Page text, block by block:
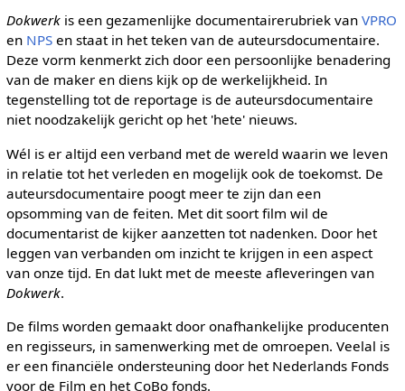
Dokwerkis een gezamenlijke documentairerubriek van VPRO
en NPSen staat in het teken van de auteursdocumentaire.
Deze vorm kenmerkt zich door een persoonlijke benadering
van de maker en diens kijk op de werkelijkheid. In
tegenstelling tot de reportage is de auteursdocumentaire
niet noodzakelijk gericht op het 'hete' nieuws.
Wél is er altijd een verband met de wereld waarin we leven
in relatie tot het verleden en mogelijk ook de toekomst. De
auteursdocumentaire poogt meer te zijn dan een
opsomming van de feiten. Met dit soort film wil de
documentarist de kijker aanzetten tot nadenken. Door het
leggen van verbanden om inzicht te krijgen in een aspect
van onze tijd. En dat lukt met de meeste afleveringen van
Dokwerk.
De films worden gemaakt door onafhankelijke producenten
en regisseurs, in samenwerking met de omroepen. Veelal is
er een financiële ondersteuning door het Nederlands Fonds
voor de Film en het CoBo fonds.